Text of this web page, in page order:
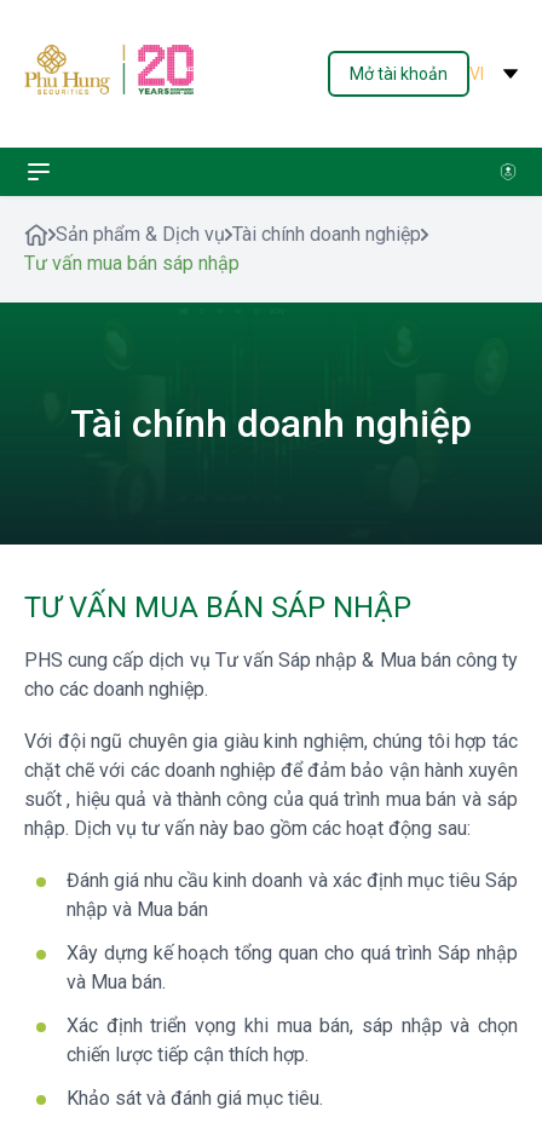
Mở tài khoản VI
Sản phẩm & Dịch vụ Tài chính doanh nghiệp
Tư vấn mua bán sáp nhập
Tài chính doanh nghiệp
TƯ VẤN MUA BÁN SÁP NHẬP
PHS cung cấp dịch vụ Tư vấn Sáp nhập & Mua bán công ty
cho các doanh nghiệp.
Với đội ngũ chuyên gia giàu kinh nghiệm, chúng tôi hợp tác
chặt chẽ với các doanh nghiệp để đảm bảo vận hành xuyên
suốt , hiệu quả và thành công của quá trình mua bán và sáp
nhập. Dịch vụ tư vấn này bao gồm các hoạt động sau:
Đánh giá nhu cầu kinh doanh và xác định mục tiêu Sáp
nhập và Mua bán
Xây dựng kế hoạch tổng quan cho quá trình Sáp nhập
và Mua bán.
Xác định triển vọng khi mua bán, sáp nhập và chọn
chiến lược tiếp cận thích hợp.
Khảo sát và đánh giá mục tiêu.